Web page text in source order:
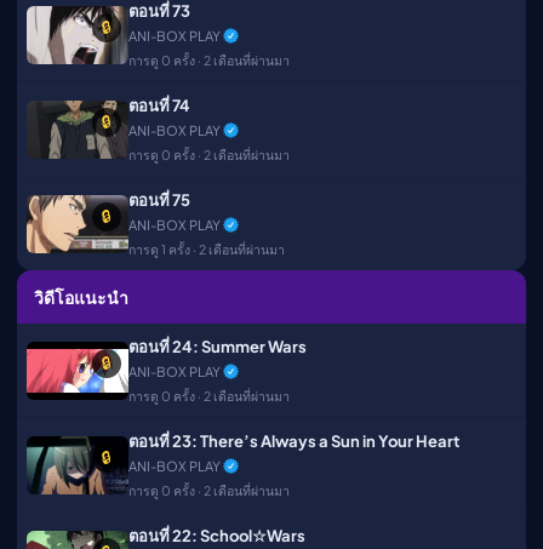
🔒
ตอนที่ 73
ANI-BOX PLAY
การดู 0 ครั้ง · 2 เดือนที่ผ่านมา
🔒
ตอนที่ 74
ANI-BOX PLAY
การดู 0 ครั้ง · 2 เดือนที่ผ่านมา
🔒
ตอนที่ 75
ANI-BOX PLAY
การดู 1 ครั้ง · 2 เดือนที่ผ่านมา
วิดีโอแนะนำ
🔒
ตอนที่ 24: Summer Wars
ANI-BOX PLAY
การดู 0 ครั้ง · 2 เดือนที่ผ่านมา
🔒
ตอนที่ 23: There’s Always a Sun in Your Heart
ANI-BOX PLAY
การดู 0 ครั้ง · 2 เดือนที่ผ่านมา
ตอนที่ 22: School☆Wars